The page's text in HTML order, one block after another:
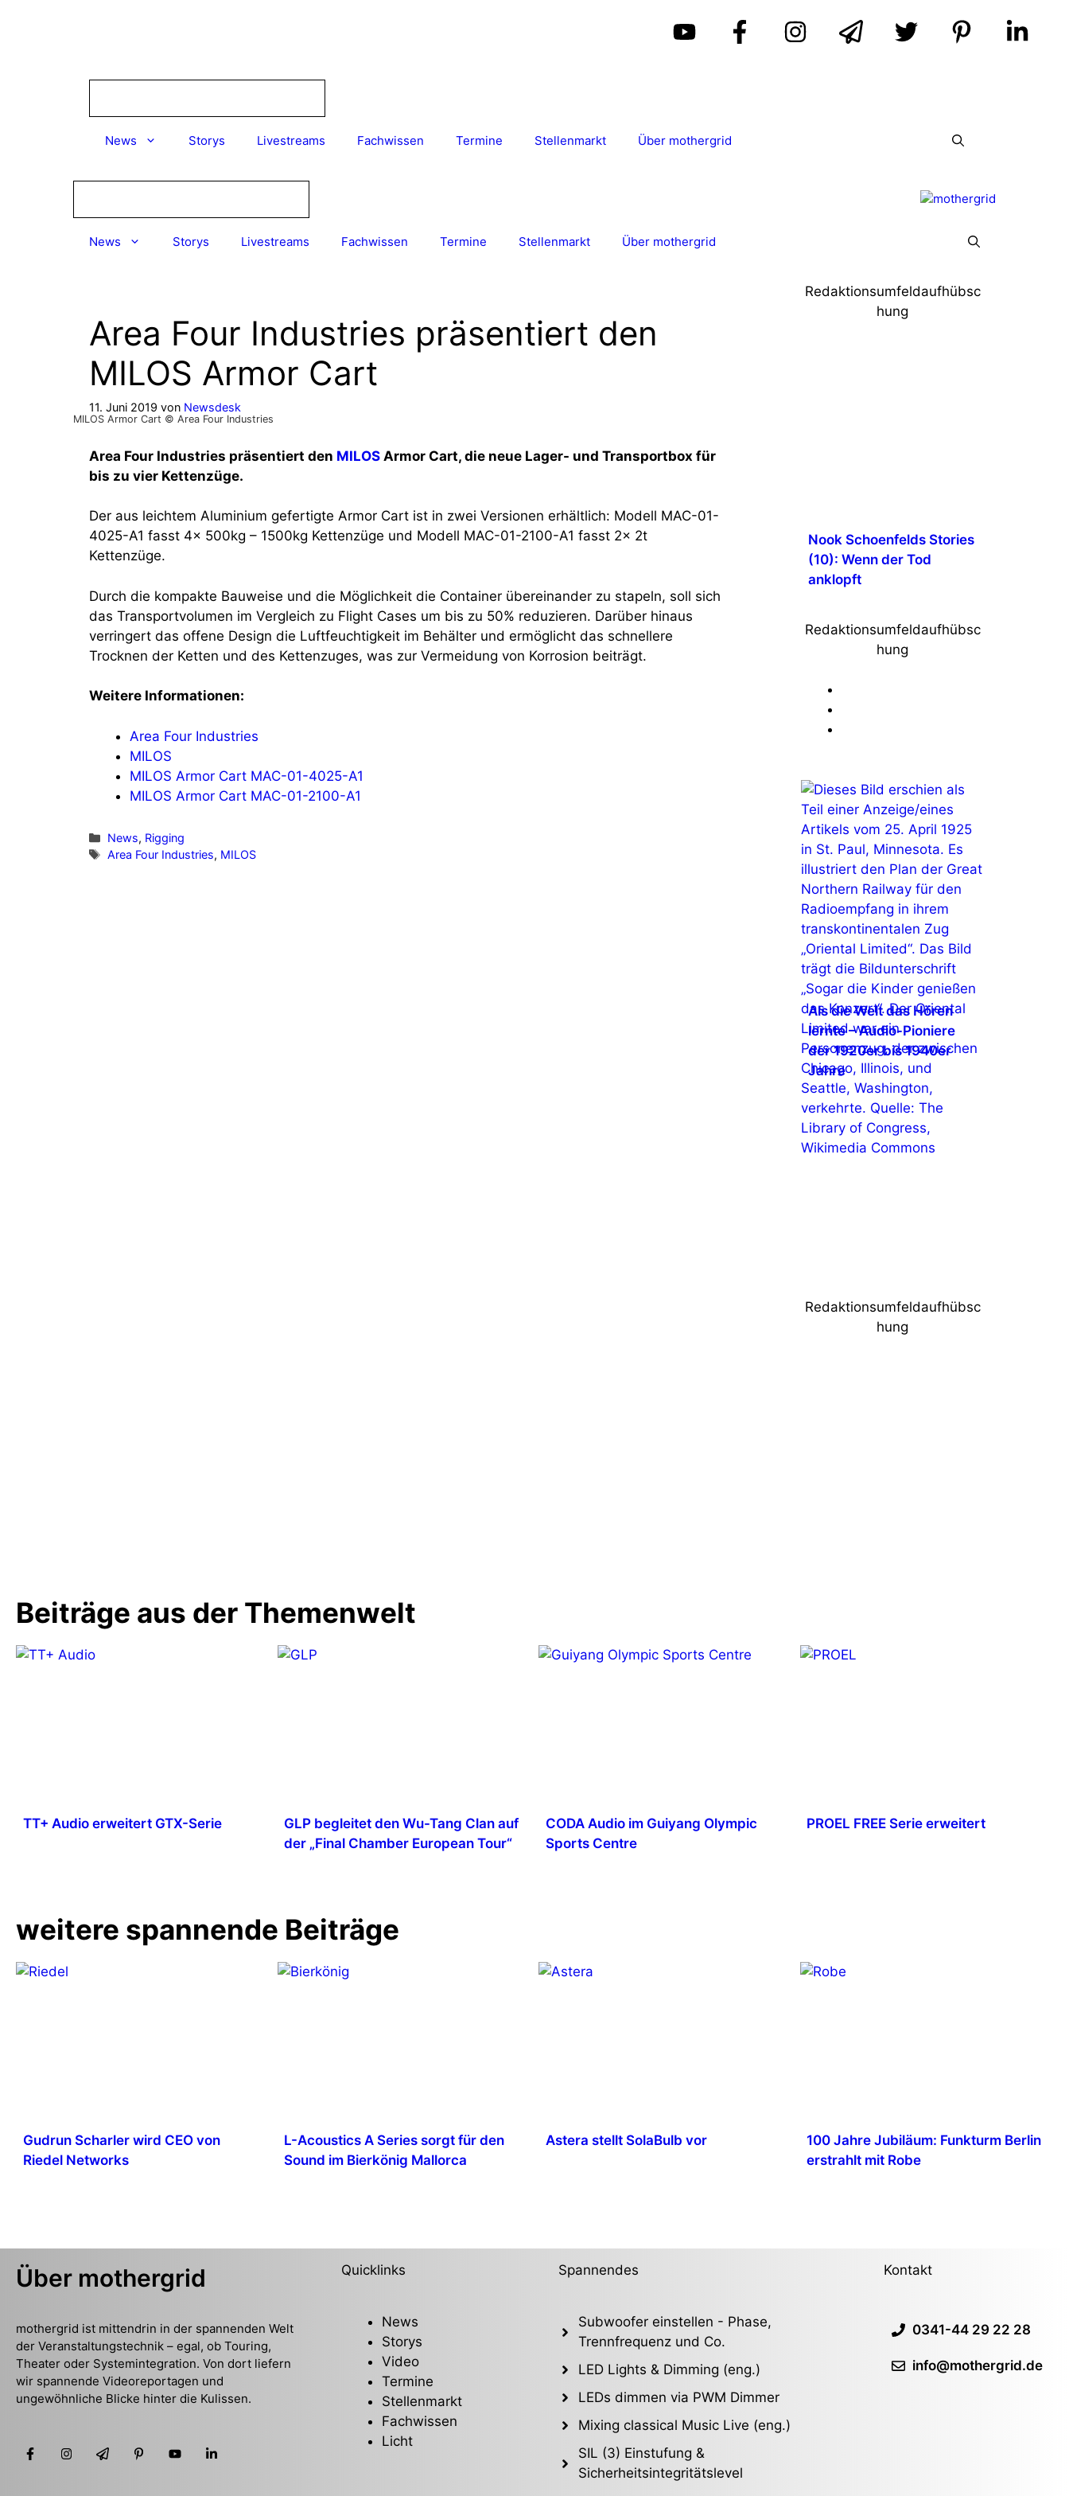
News Storys Livestreams Fachwissen Termine Stellenmarkt Über mothergrid
News Storys Livestreams Fachwissen Termine Stellenmarkt Über mothergrid
Area Four Industries präsentiert den
MILOS Armor Cart
11. Juni 2019 von Newsdesk
MILOS Armor Cart © Area Four Industries
Area Four Industries präsentiert den MILOS Armor Cart, die neue Lager- und Transportbox für
bis zu vier Kettenzüge.
Der aus leichtem Aluminium gefertigte Armor Cart ist in zwei Versionen erhältlich: Modell MAC-01-
4025-A1 fasst 4x 500kg – 1500kg Kettenzüge und Modell MAC-01-2100-A1 fasst 2x 2t
Kettenzüge.
Durch die kompakte Bauweise und die Möglichkeit die Container übereinander zu stapeln, soll sich
das Transportvolumen im Vergleich zu Flight Cases um bis zu 50% reduzieren. Darüber hinaus
verringert das offene Design die Luftfeuchtigkeit im Behälter und ermöglicht das schnellere
Trocknen der Ketten und des Kettenzuges, was zur Vermeidung von Korrosion beiträgt.
Weitere Informationen:
Area Four Industries
MILOS
MILOS Armor Cart MAC-01-4025-A1
MILOS Armor Cart MAC-01-2100-A1
Kategorien
News, Rigging
Schlagwörter
Area Four Industries, MILOS
Redaktionsumfeldaufhübsc
hung
Nook Schoenfelds Stories
(10): Wenn der Tod
anklopft
Redaktionsumfeldaufhübsc
hung
Als die Welt das Hören
lernte – Audio-Pioniere
der 1920er bis 1940er
Jahre
Redaktionsumfeldaufhübsc
hung
Beiträge aus der Themenwelt
TT+ Audio erweitert GTX-Serie
GLP begleitet den Wu-Tang Clan auf
der „Final Chamber European Tour“
CODA Audio im Guiyang Olympic
Sports Centre
PROEL FREE Serie erweitert
weitere spannende Beiträge
Gudrun Scharler wird CEO von
Riedel Networks
L-Acoustics A Series sorgt für den
Sound im Bierkönig Mallorca
Astera stellt SolaBulb vor
100 Jahre Jubiläum: Funkturm Berlin
erstrahlt mit Robe
Über mothergrid
mothergrid ist mittendrin in der spannenden Welt
der Veranstaltungstechnik – egal, ob Touring,
Theater oder Systemintegration. Von dort liefern
wir spannende Videoreportagen und
ungewöhnliche Blicke hinter die Kulissen.
Quicklinks
News
Storys
Video
Termine
Stellenmarkt
Fachwissen
Licht
Spannendes
Subwoofer einstellen - Phase,
Trennfrequenz und Co.
LED Lights & Dimming (eng.)
LEDs dimmen via PWM Dimmer
Mixing classical Music Live (eng.)
SIL (3) Einstufung &
Sicherheitsintegritätslevel
Kontakt
0341-44 29 22 28
info@mothergrid.de